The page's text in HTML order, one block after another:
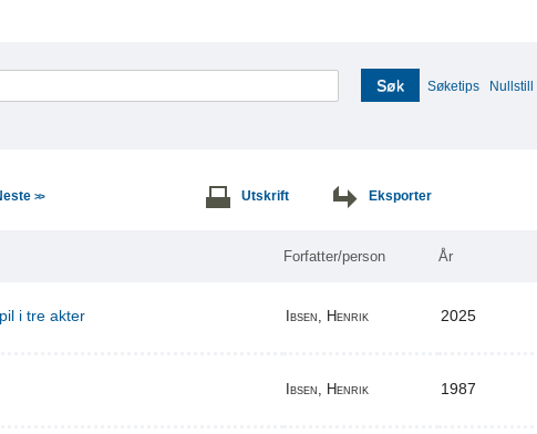
Søk Søketips Nullstill
>> Utskrift Eksporter
Forfatter/person År
i tre akter Ibsen, Henrik 2025
Ibsen, Henrik 1987